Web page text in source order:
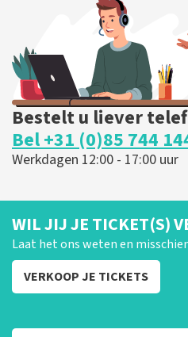
Bestelt u liever
Bel +31 (0)85 744
Werkdagen 12:00 - 17:00 uur
WIL JIJ JE TICKET(S)
Laat het ons weten en
VERKOOP JE TICKETS